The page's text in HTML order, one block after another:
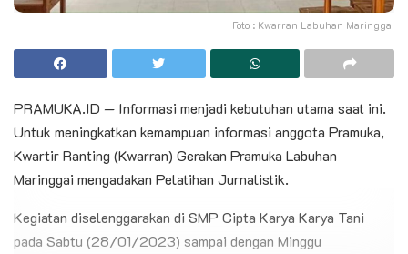
Foto : Kwarran Labuhan Maringgai
PRAMUKA.ID — Informasi menjadi kebutuhan utama saat ini.
Untuk meningkatkan kemampuan informasi anggota Pramuka,
Kwartir Ranting (Kwarran) Gerakan Pramuka Labuhan
Maringgai mengadakan Pelatihan Jurnalistik.
Kegiatan diselenggarakan di SMP Cipta Karya Karya Tani
pada Sabtu (28/01/2023) sampai dengan Minggu